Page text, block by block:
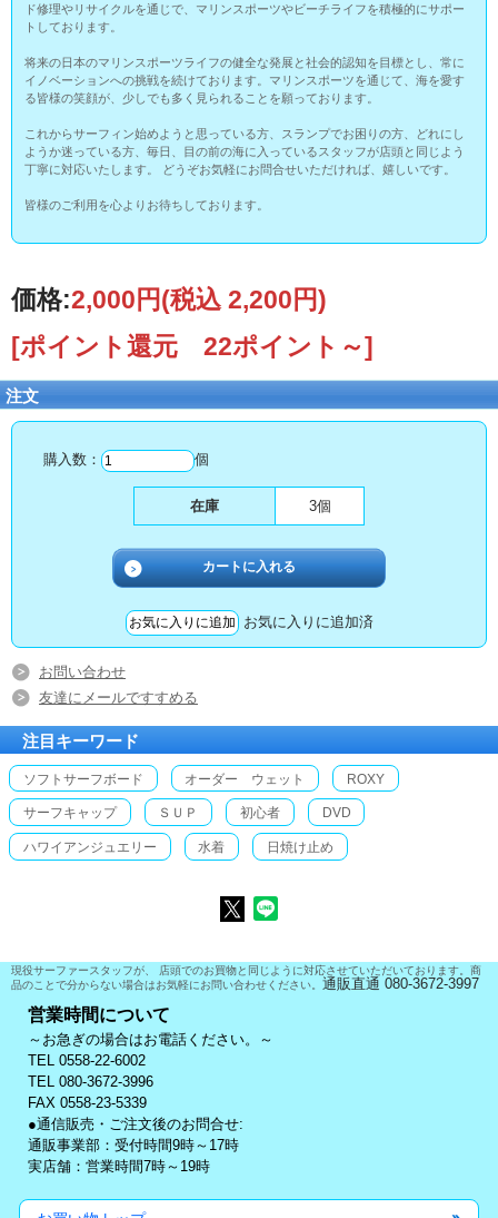
ド修理やリサイクルを通じで、マリンスポーツやビーチライフを積極的にサポー
トしております。
将来の日本のマリンスポーツライフの健全な発展と社会的認知を目標とし、常に
イノベーションへの挑戦を続けております。マリンスポーツを通じて、海を愛す
る皆様の笑顔が、少しでも多く見られることを願っております。
これからサーフィン始めようと思っている方、スランプでお困りの方、どれにし
ようか迷っている方、毎日、目の前の海に入っているスタッフが店頭と同じよう
丁寧に対応いたします。 どうぞお気軽にお問合せいただければ、嬉しいです。
皆様のご利用を心よりお待ちしております。
価格:2,000円(税込 2,200円)
[ポイント還元 22ポイント～]
注文
購入数： 個
在庫 3個
お気に入りに追加済
お問い合わせ
友達にメールですすめる
注目キーワード
ソフトサーフボード オーダー ウェット ROXY
サーフキャップ ＳＵＰ 初心者 DVD
ハワイアンジュエリー 水着 日焼け止め
現役サーファースタッフが、 店頭でのお買物と同じように対応させていただいております。商
品のことで分からない場合はお気軽にお問い合わせください。 通販直通 080-3672-3997
営業時間について
～お急ぎの場合はお電話ください。～
TEL 0558-22-6002
TEL 080-3672-3996
FAX 0558-23-5339
●通信販売・ご注文後のお問合せ:
通販事業部：受付時間9時～17時
実店舗：営業時間7時～19時